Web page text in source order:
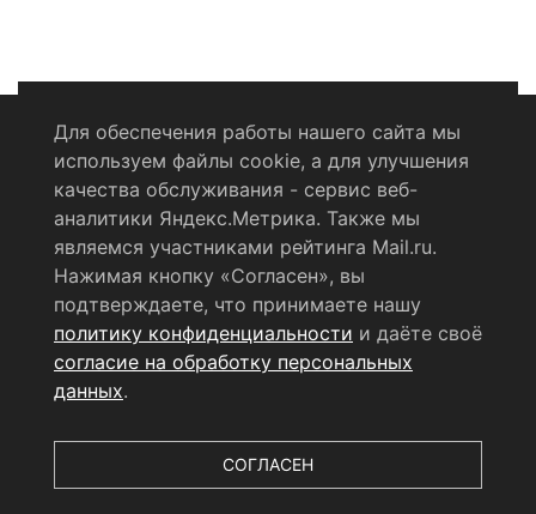
Политика конфиденциальности
Согласие на обработку персональных данных
RSS-лента
© 2004 - 2026 Сетевое издание Щёлковское ТВ.
Свидетельство о регистрации СМИ
ЭЛ № ФС 77 - 79754 от 07.12.2020 г.
технологий и массовых коммуникаций (РОСКОМНАДЗОР).
Для обеспечения работы нашего сайта мы
используем файлы cookie, а для улучшения
качества обслуживания - сервис веб-
аналитики Яндекс.Метрика. Также мы
являемся участниками рейтинга Mail.ru.
Нажимая кнопку «Согласен», вы
подтверждаете, что принимаете нашу
политику конфиденциальности и даёте своё
согласие на обработку персональных
данных.
СОГЛАСЕН